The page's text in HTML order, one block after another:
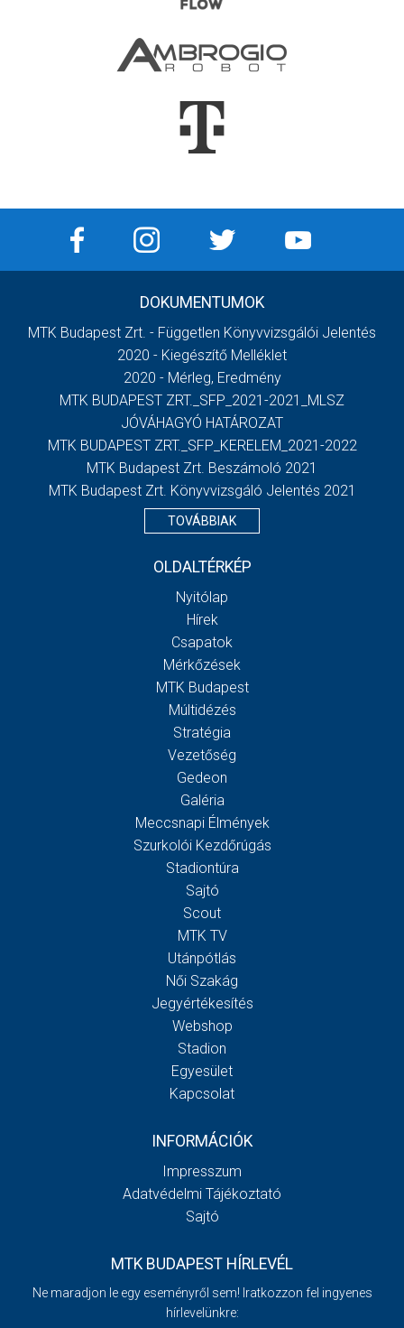
DOKUMENTUMOK
MTK Budapest Zrt. - Független Könyvvizsgálói Jelentés
2020 - Kiegészítő Melléklet
2020 - Mérleg, Eredmény
MTK BUDAPEST ZRT._SFP_2021-2021_MLSZ
JÓVÁHAGYÓ HATÁROZAT
MTK BUDAPEST ZRT._SFP_KERELEM_2021-2022
MTK Budapest Zrt. Beszámoló 2021
MTK Budapest Zrt. Könyvvizsgáló Jelentés 2021
TOVÁBBIAK
OLDALTÉRKÉP
Nyitólap
Hírek
Csapatok
Mérkőzések
MTK Budapest
Múltidézés
Stratégia
Vezetőség
Gedeon
Galéria
Meccsnapi Élmények
Szurkolói Kezdőrúgás
Stadiontúra
Sajtó
Scout
MTK TV
Utánpótlás
Női Szakág
Jegyértékesítés
Webshop
Stadion
Egyesület
Kapcsolat
INFORMÁCIÓK
Impresszum
Adatvédelmi Tájékoztató
Sajtó
MTK BUDAPEST HÍRLEVÉL
Ne maradjon le egy eseményről sem! Iratkozzon fel ingyenes
hírlevelünkre: